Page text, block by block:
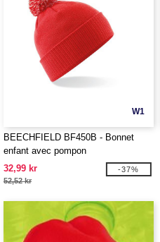
W1
BEECHFIELD BF450B - Bonnet
enfant avec pompon
32,99 kr
52,52 kr
-37%